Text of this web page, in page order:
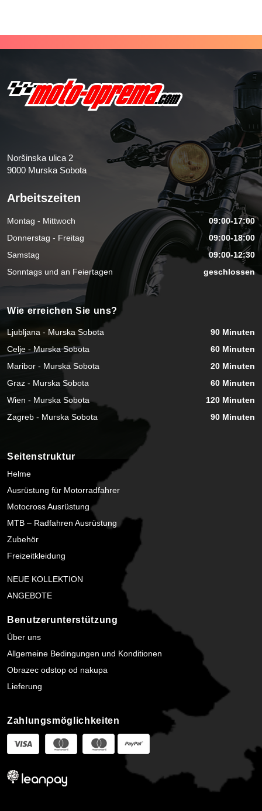
Noršinska ulica 2
9000 Murska Sobota
Arbeitszeiten
Montag - Mittwoch
09:00-17:00
Donnerstag - Freitag
09:00-18:00
Samstag
09:00-12:30
Sonntags und an Feiertagen
geschlossen
Wie erreichen Sie uns?
Ljubljana - Murska Sobota
90 Minuten
Celje - Murska Sobota
60 Minuten
Maribor - Murska Sobota
20 Minuten
Graz - Murska Sobota
60 Minuten
Wien - Murska Sobota
120 Minuten
Zagreb - Murska Sobota
90 Minuten
Seitenstruktur
Helme
Ausrüstung für Motorradfahrer
Motocross Ausrüstung
MTB – Radfahren Ausrüstung
Zubehör
Freizeitkleidung
NEUE KOLLEKTION
ANGEBOTE
Benutzerunterstützung
Über uns
Allgemeine Bedingungen und Konditionen
Obrazec odstop od nakupa
Lieferung
Zahlungsmöglichkeiten